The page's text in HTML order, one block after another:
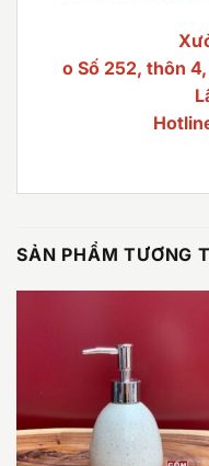
o Số 252, thôn
SẢN PHẨM TƯƠNG